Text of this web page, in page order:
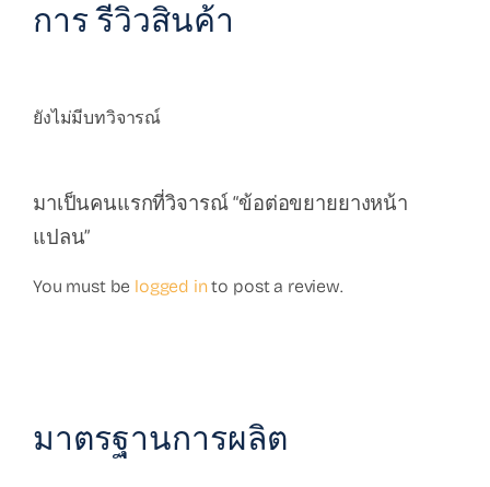
การ รีวิวสินค้า
ยังไม่มีบทวิจารณ์
มาเป็นคนแรกที่วิจารณ์ “ข้อต่อขยายยางหน้า
แปลน”
You must be logged into post a review.
มาตรฐานการผลิต